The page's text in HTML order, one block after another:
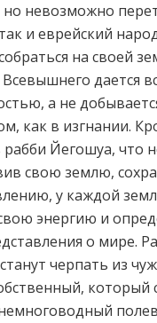
невозможно
и еврейский
на своей
дается
а не
как в изгнании.
рабби Йегошуа, что
свою землю,
у каждой
энергию и
о мире.
черпать из
который